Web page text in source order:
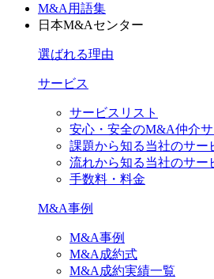
M&A用語集
日本M&Aセンター
選ばれる理由
サービス
サービスリスト
安心・安全のM&A仲介
課題から知る当社のサー
流れから知る当社のサー
手数料・料金
M&A事例
M&A事例
M&A成約式
M&A成約実績一覧